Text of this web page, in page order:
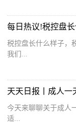
每日热议!税控盘
税控盘长什么样子，
我们...
今天来聊聊关于成人
适...